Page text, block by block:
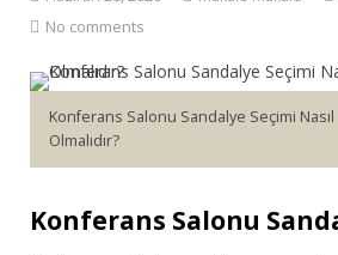
No comments
Konferans Salonu Sandalye Seçimi Nasıl
Olmalıdır?
Konferans Salonu